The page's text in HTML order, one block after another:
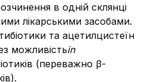
в одній склянці
лікарськими засобами.
та ацетилцистеїн
можливістьin
(переважно β-